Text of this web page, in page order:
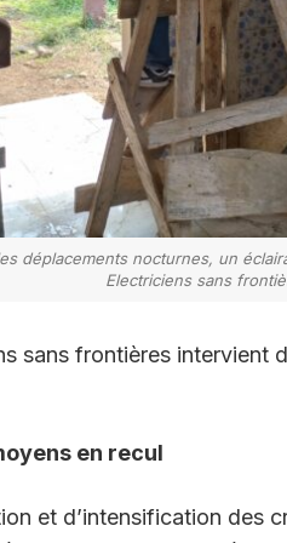
déplacements nocturnes, un
Electriciens sans
sans frontières intervient
en recul
et d’intensification des